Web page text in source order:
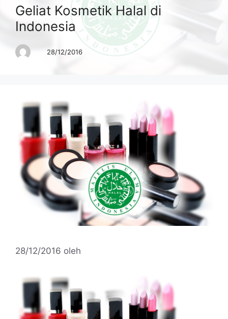
Geliat Kosmetik Halal di
Indonesia
28/12/2016
28/12/2016 oleh